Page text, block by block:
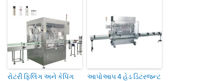
રોટરી ફિલિંગ અને કેપિંગ આપોઆપ 4 હેડ ડિટરજન્ટ